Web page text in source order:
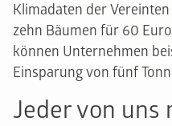
Klimadaten der
zehn Bäumen für 60
können Unternehmen
Einsparung von fünf
Jeder von uns